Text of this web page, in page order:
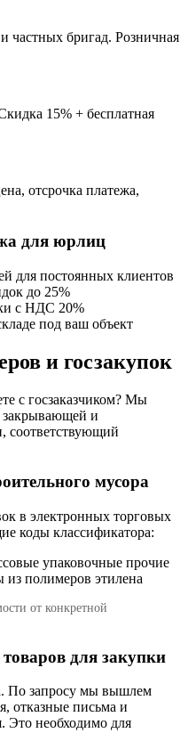
частных бригад. Розничная
15% + бесплатная
отсрочка платежа,
для юрлиц
для постоянных клиентов
до 25%
с НДС 20%
под ваш объект
и госзакупок
с госзаказчиком? Мы
закрывающей и
соответствующий
мусора
в электронных торговых
коды классификатора:
упаковочные прочие
полимеров этилена
от конкретной
для закупки
По запросу мы вышлем
отказные письма и
Это необходимо для